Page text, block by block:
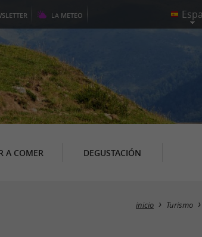
LA METEO
A COMER DEGUSTACIÓN
inicio Turismo